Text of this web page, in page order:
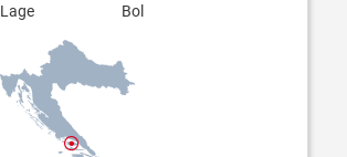
Lage
Bol